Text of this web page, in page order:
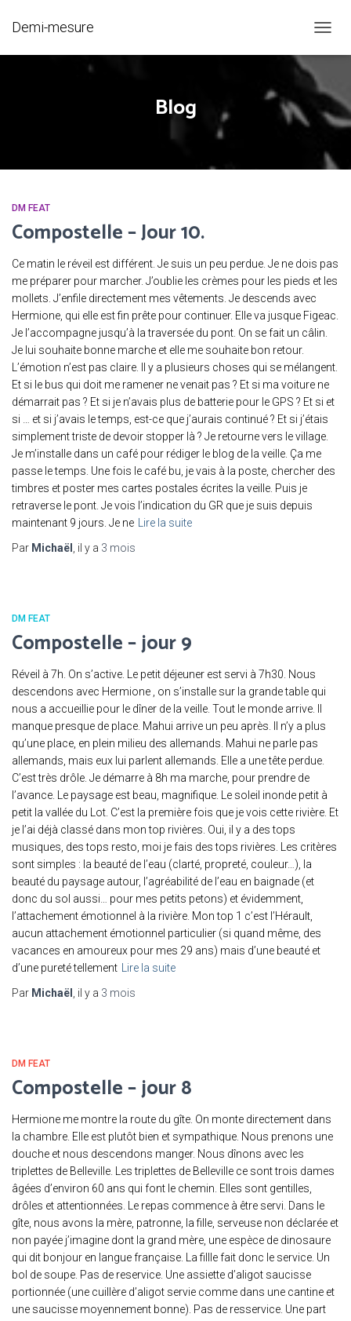
Demi-mesure
LA
Blog
DM FEAT
Compostelle – Jour 10.
Ce matin le réveil est différent. Je suis un peu perdue. Je ne dois pas
me préparer pour marcher. J’oublie les crèmes pour les pieds et les
mollets. J’enfile directement mes vêtements. Je descends avec
Hermione, qui elle est fin prête pour continuer. Elle va jusque Figeac.
Je l’accompagne jusqu’à la traversée du pont. On se fait un câlin.
Je lui souhaite bonne marche et elle me souhaite bon retour.
L’émotion n’est pas claire. Il y a plusieurs choses qui se mélangent.
Et si le bus qui doit me ramener ne venait pas ? Et si ma voiture ne
démarrait pas ? Et si je n’avais plus de batterie pour le GPS ? Et si et
si … et si j’avais le temps, est-ce que j’aurais continué ? Et si j’étais
simplement triste de devoir stopper là ? Je retourne vers le village.
Je m’installe dans un café pour rédiger le blog de la veille. Ça me
passe le temps. Une fois le café bu, je vais à la poste, chercher des
timbres et poster mes cartes postales écrites la veille. Puis je
retraverse le pont. Je vois l’indication du GR que je suis depuis
maintenant 9 jours. Je ne
Lire la suite
Par Michaël , il y a 3 mois
DM FEAT
Compostelle – jour 9
Réveil à 7h. On s’active. Le petit déjeuner est servi à 7h30. Nous
descendons avec Hermione , on s’installe sur la grande table qui
nous a accueillie pour le dîner de la veille. Tout le monde arrive. Il
manque presque de place. Mahui arrive un peu après. Il n’y a plus
qu’une place, en plein milieu des allemands. Mahui ne parle pas
allemands, mais eux lui parlent allemands. Elle a une tête perdue.
C’est très drôle. Je démarre à 8h ma marche, pour prendre de
l’avance. Le paysage est beau, magnifique. Le soleil inonde petit à
petit la vallée du Lot. C’est la première fois que je vois cette rivière. Et
je l’ai déjà classé dans mon top rivières. Oui, il y a des tops
musiques, des tops resto, moi je fais des tops rivières. Les critères
sont simples : la beauté de l’eau (clarté, propreté, couleur…), la
beauté du paysage autour, l’agréabilité de l’eau en baignade (et
donc du sol aussi… pour mes petits petons) et évidemment,
l’attachement émotionnel à la rivière. Mon top 1 c’est l’Hérault,
aucun attachement émotionnel particulier (si quand même, des
vacances en amoureux pour mes 29 ans) mais d’une beauté et
d’une pureté tellement
Lire la suite
Par Michaël , il y a 3 mois
DM FEAT
Compostelle – jour 8
Hermione me montre la route du gîte. On monte directement dans
la chambre. Elle est plutôt bien et sympathique. Nous prenons une
douche et nous descendons manger. Nous dînons avec les
triplettes de Belleville. Les triplettes de Belleville ce sont trois dames
âgées d’environ 60 ans qui font le chemin. Elles sont gentilles,
drôles et attentionnées. Le repas commence à être servi. Dans le
gîte, nous avons la mère, patronne, la fille, serveuse non déclarée et
non payée j’imagine dont la grand mère, une espèce de dinosaure
qui dit bonjour en langue française. La fillle fait donc le service. Un
bol de soupe. Pas de reservice. Une assiette d’aligot saucisse
portionnée (une cuillère d’aligot servie comme dans une cantine et
une saucisse moyennement bonne). Pas de resservice. Une part